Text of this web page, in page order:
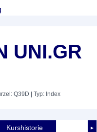
UNI.GR
Q39D | Typ: Index
►
Kurshistorie